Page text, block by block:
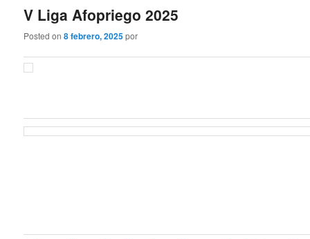
V Liga Afopriego 2025
Posted on8 febrero, 2025por